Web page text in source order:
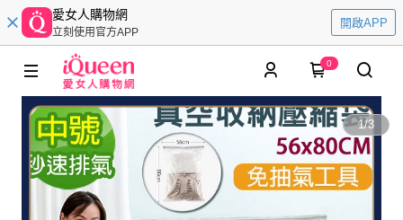
愛女人購物網
立刻使用官方APP
開啟APP
0
1/3